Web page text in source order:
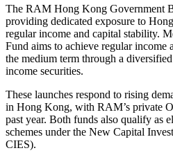
The RAM Hong Kong Government
providing dedicated exposure to
regular income and capital stability.
Fund aims to achieve regular income
the medium term through a
income securities.
These launches respond to rising
in Hong Kong, with RAM’s private
past year. Both funds also qualify as
schemes under the New Capital
CIES).